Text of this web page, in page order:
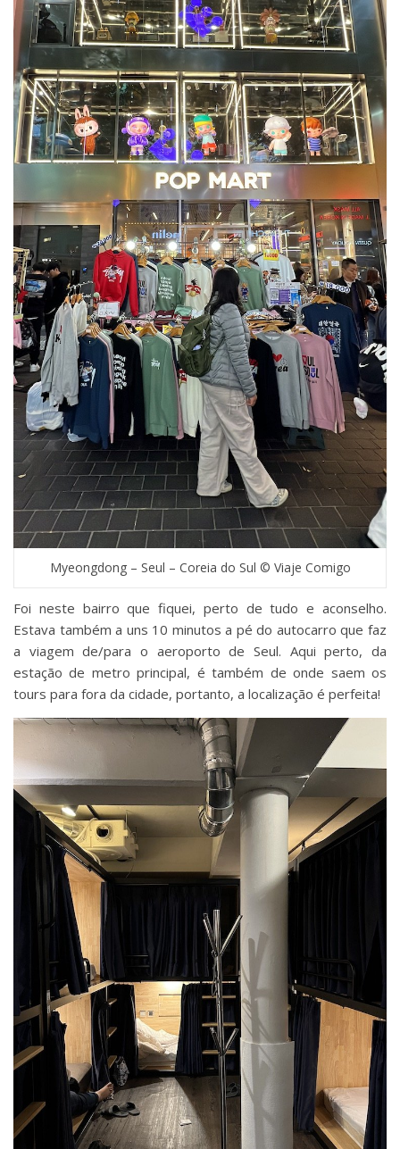
Myeongdong – Seul – Coreia do Sul © Viaje Comigo
Foi neste bairro que fiquei, perto de tudo e aconselho.
Estava também a uns 10 minutos a pé do autocarro que faz
a viagem de/para o aeroporto de Seul. Aqui perto, da
estação de metro principal, é também de onde saem os
tours para fora da cidade, portanto, a localização é perfeita!